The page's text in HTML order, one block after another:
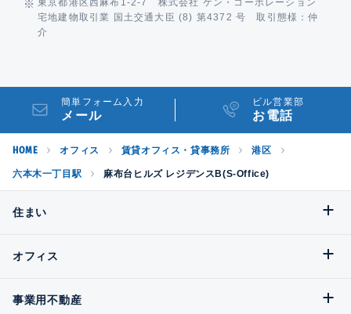
東京都港区西麻布1-2-7 株式会社 ケン・コーポレーション
宅地建物取引業 国土交通大臣 (8) 第4372 号 取引態様：仲
介
簡単フォーム入力
メール
ビル営業部
お電話
HOME オフィス 賃貸オフィス・貸事務所 港区
六本木一丁目駅 麻布台ヒルズ レジデンスB(S-Office)
住まい
オフィス
事業用不動産